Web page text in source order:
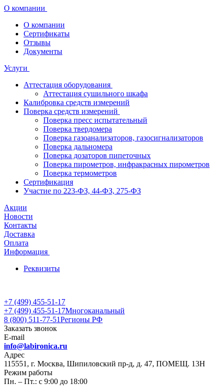
О компании
О компании
Сертификаты
Отзывы
Документы
Услуги
Аттестация оборудования
Аттестация сушильного шкафа
Калибровка средств измерений
Поверка средств измерений
Поверка пресс испытательный
Поверка твердомера
Поверка газоанализаторов, газосигнализаторов
Поверка дальномера
Поверка дозаторов пипеточных
Поверка пирометров, инфракрасных пирометров
Поверка термометров
Сертификация
Участие по 223-ФЗ, 44-ФЗ, 275-ФЗ
Акции
Новости
Контакты
Доставка
Оплата
Информация
Реквизиты
+7 (499) 455-51-17
+7 (499) 455-51-17Многоканальный
8 (800) 511-77-51Регионы РФ
Заказать звонок
E-mail
info@labironica.ru
Адрес
115551, г. Москва, Шипиловский пр-д, д. 47, ПОМЕЩ. 13Н
Режим работы
Пн. – Пт.: с 9:00 до 18:00